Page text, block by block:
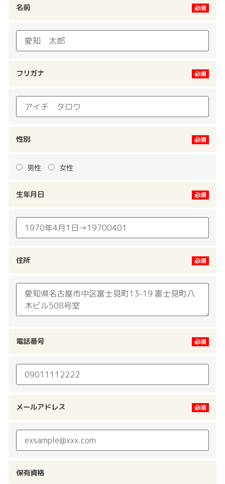
名前
フリガナ
性別
男性 女性
生年月日
住所
電話番号
メールアドレス
保有資格